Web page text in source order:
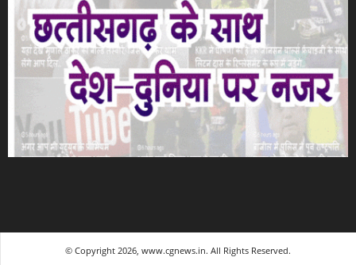
© Copyright 2026, www.cgnews.in. All Rights Reserved.